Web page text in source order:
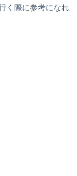
く際に参考になれ